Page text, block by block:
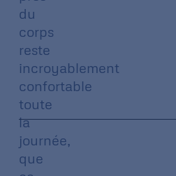
du
corps
reste
incroyablement
confortable
toute
la
journée,
que